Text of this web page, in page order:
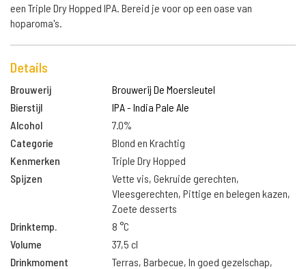
een Triple Dry Hopped IPA. Bereid je voor op een oase van
hoparoma's.
Details
Brouwerij
Brouwerij De Moersleutel
Bierstijl
IPA - India Pale Ale
Alcohol
7.0%
Categorie
Blond en Krachtig
Kenmerken
Triple Dry Hopped
Spijzen
Vette vis, Gekruide gerechten,
Vleesgerechten, Pittige en belegen kazen,
Zoete desserts
Drinktemp.
8 °C
Volume
37,5 cl
Drinkmoment
Terras, Barbecue, In goed gezelschap,